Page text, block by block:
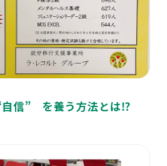
信” を養う方法とは⁉️